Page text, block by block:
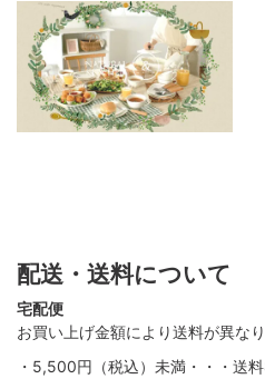
配送・送料について
宅配便
お買い上げ金額により送料が異な
・5,500円（税込）未満・・・送